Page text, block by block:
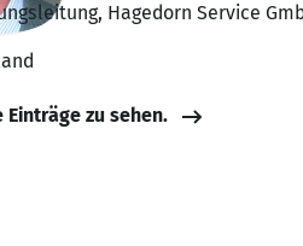
Hagedorn Service
Einträge zu sehen.